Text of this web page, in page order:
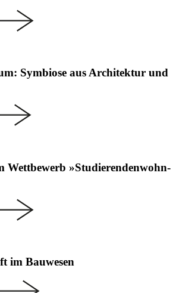
Symbiose aus Archi­tektur und
Wettbewerb »Studie­ren­den­wohn­
im Bauwesen